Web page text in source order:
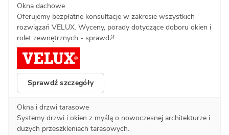
Okna dachowe
Oferujemy bezpłatne konsultacje w zakresie wszystkich
rozwiązań VELUX. Wyceny, porady dotyczące doboru okien i
rolet zewnętrznych - sprawdź!
Sprawdź szczegóły
Okna i drzwi tarasowe
Systemy drzwi i okien z myślą o nowoczesnej architekturze i
dużych przeszkleniach tarasowych.